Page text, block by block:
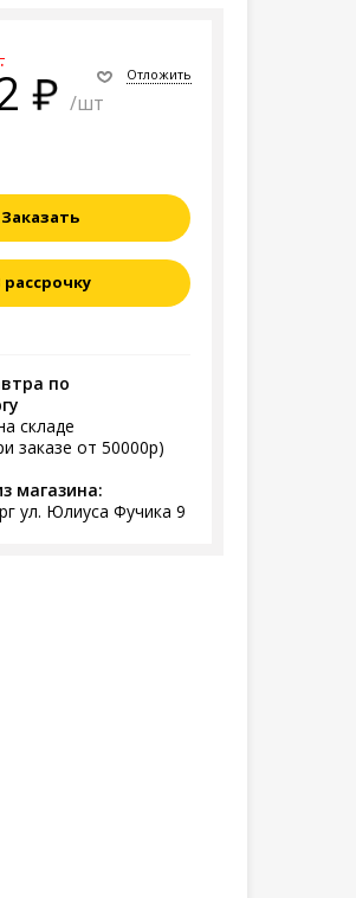
/шт
Отложить
Заказать
рассрочку
по
складе
заказе от 50000р)
магазина:
ул. Юлиуса Фучика 9